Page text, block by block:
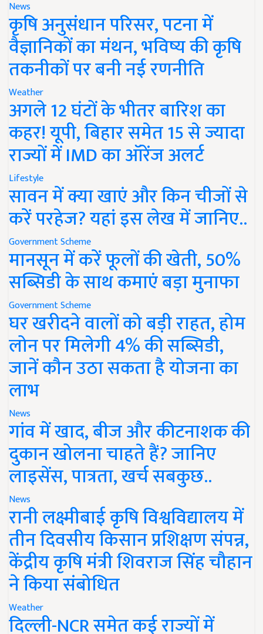
News
कृषि अनुसंधान परिसर, पटना में
वैज्ञानिकों का मंथन, भविष्य की कृषि
तकनीकों पर बनी नई रणनीति
Weather
अगले 12 घंटों के भीतर बारिश का
कहर! यूपी, बिहार समेत 15 से ज्यादा
राज्यों में IMD का ऑरेंज अलर्ट
Lifestyle
सावन में क्या खाएं और किन चीजों से
करें परहेज? यहां इस लेख में जानिए..
Government Scheme
मानसून में करें फूलों की खेती, 50%
सब्सिडी के साथ कमाएं बड़ा मुनाफा
Government Scheme
घर खरीदने वालों को बड़ी राहत, होम
लोन पर मिलेगी 4% की सब्सिडी,
जानें कौन उठा सकता है योजना का
लाभ
News
गांव में खाद, बीज और कीटनाशक की
दुकान खोलना चाहते हैं? जानिए
लाइसेंस, पात्रता, खर्च सबकुछ..
News
रानी लक्ष्मीबाई कृषि विश्वविद्यालय में
तीन दिवसीय किसान प्रशिक्षण संपन्न,
केंद्रीय कृषि मंत्री शिवराज सिंह चौहान
ने किया संबोधित
Weather
दिल्ली-NCR समेत कई राज्यों में